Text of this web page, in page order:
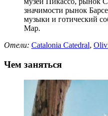
значимости рынок
музыки и готический
Мар.
Отели: Catalonia Catedral,
Чем заняться